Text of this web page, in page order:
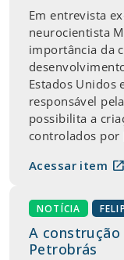
Em entrevista
neurocientista
importância da
Estados Unidos
responsável
possibilita a
controlados
Acessar item open_in_new
NOTÍCIA
A construção
Petrobrás